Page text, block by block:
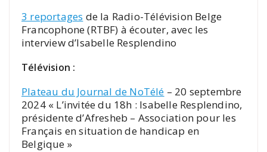
3 reportages de la Radio-Télévision Belge
Francophone (RTBF) à écouter, avec les
interview d’Isabelle Resplendino
Télévision :
Plateau du Journal de NoTélé – 20 septembre
2024 « L’invitée du 18h : Isabelle Resplendino,
présidente d’Afresheb – Association pour les
Français en situation de handicap en
Belgique »